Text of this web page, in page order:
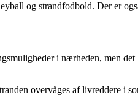
og strandfodbold. Der er
i nærheden, men
overvåges af livreddere i